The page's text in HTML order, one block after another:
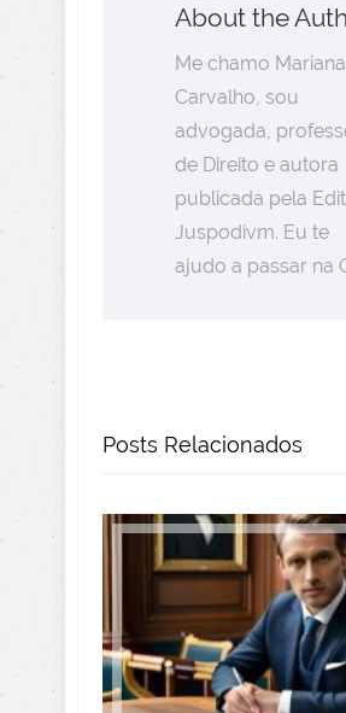
About the
Me chamo Mariana
Carvalho, sou
advogada,
de Direito e autora
publicada pela
Juspodivm. Eu te
ajudo a passar na
Posts Relacionados